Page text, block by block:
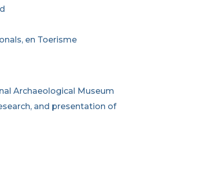
en Toerisme
Archaeological Museum
and presentation of